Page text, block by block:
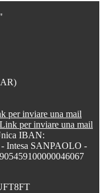
per inviare una mail
Link per inviare una mail
IBAN:
Intesa SANPAOLO -